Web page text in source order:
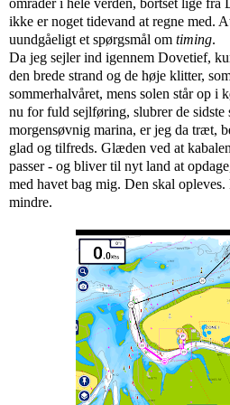
områder i hele verden, bortset lige fra
ikke er noget tidevand at regne med.
uundgåeligt et spørgsmål om timing.
Da jeg sejler ind igennem Dovetief,
den brede strand og de høje klitter,
sommerhalvåret, mens solen står op i
nu for fuld sejlføring, slubrer de sidste
morgensøvnig marina, er jeg da træt,
glad og tilfreds. Glæden ved at
passer - og bliver til nyt land at
med havet bag mig. Den skal
mindre.